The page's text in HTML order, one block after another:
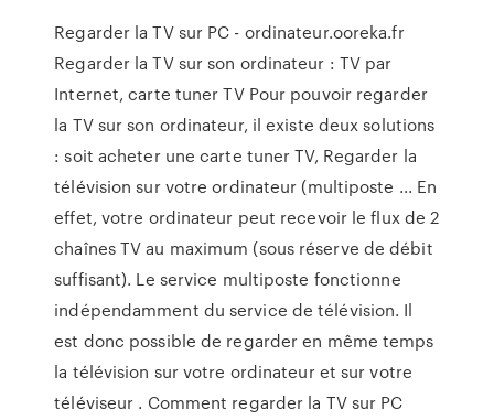
Regarder la TV sur PC - ordinateur.ooreka.fr
Regarder la TV sur son ordinateur : TV par
Internet, carte tuner TV Pour pouvoir regarder
la TV sur son ordinateur, il existe deux solutions
: soit acheter une carte tuner TV, Regarder la
télévision sur votre ordinateur (multiposte ... En
effet, votre ordinateur peut recevoir le flux de 2
chaînes TV au maximum (sous réserve de débit
suffisant). Le service multiposte fonctionne
indépendamment du service de télévision. Il
est donc possible de regarder en même temps
la télévision sur votre ordinateur et sur votre
téléviseur . Comment regarder la TV sur PC